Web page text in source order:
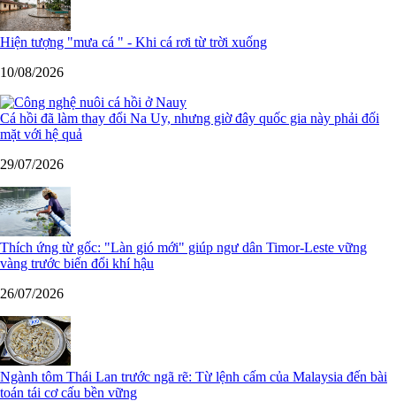
Hiện tượng "mưa cá " - Khi cá rơi từ trời xuống
10/08/2026
Cá hồi đã làm thay đổi Na Uy, nhưng giờ đây quốc gia này phải đối
mặt với hệ quả
29/07/2026
Thích ứng từ gốc: "Làn gió mới" giúp ngư dân Timor-Leste vững
vàng trước biến đổi khí hậu
26/07/2026
Ngành tôm Thái Lan trước ngã rẽ: Từ lệnh cấm của Malaysia đến bài
toán tái cơ cấu bền vững